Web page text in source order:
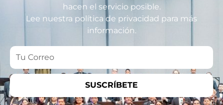
hacen el servicio posible.
Lee nuestra política de privacidad para más
información.
Tu
Correo
SUSCRÍBETE